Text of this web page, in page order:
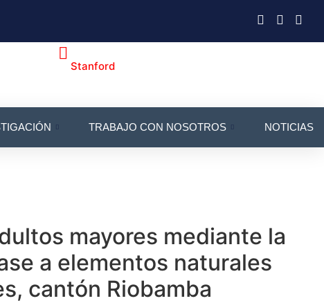
Stanford
TRABAJO CON NOSOTROS NOTICIAS
mayores mediante la
a elementos naturales
cantón Riobamba